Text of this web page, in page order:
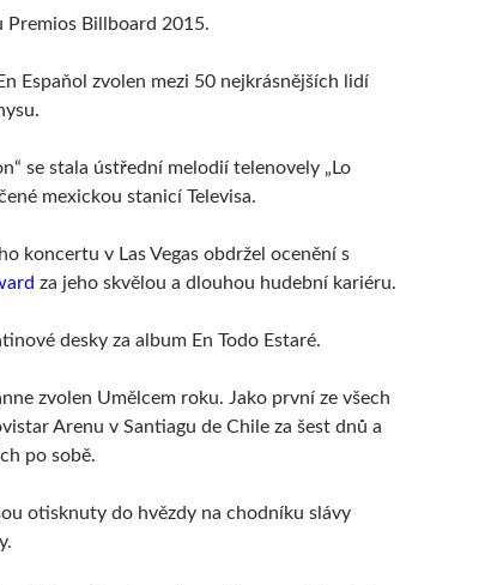
Premios Billboard 2015.
Espaňol zvolen mezi 50 nejkrásnějších lidí
se stala ústřední melodií telenovely „Lo
mexickou stanicí Televisa.
koncertu v Las Vegas obdržel ocenění s
za jeho skvělou a dlouhou hudební kariéru.
desky za album En Todo Estaré.
zvolen Umělcem roku. Jako první ze všech
Arenu v Santiagu de Chile za šest dnů a
po sobě.
otisknuty do hvězdy na chodníku slávy